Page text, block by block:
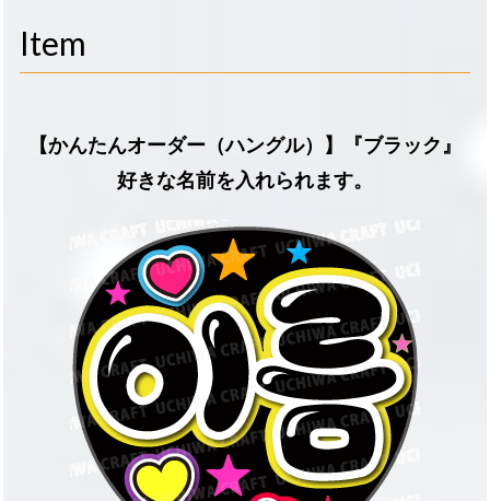
Item
【かんたんオーダー（ハングル）】『ブラック』
好きな名前を入れられます。